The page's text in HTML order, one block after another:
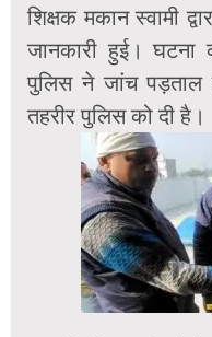
शिक्षक मकान स्वामी
जानकारी हुई।
पुलिस ने जांच पड़ताल
तहरीर पुलिस को दी है।